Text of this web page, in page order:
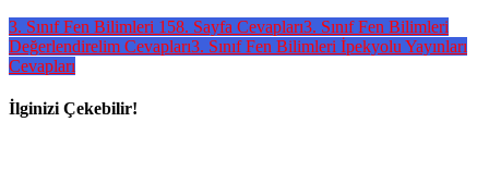
3. Sınıf Fen Bilimleri 158. Sayfa Cevapları3. Sınıf Fen Bilimleri
Değerlendirelim Cevapları3. Sınıf Fen Bilimleri İpekyolu Yayınları
Cevapları
İlginizi Çekebilir!